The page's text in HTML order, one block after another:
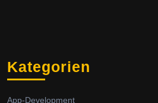
Kategorien
App-Development